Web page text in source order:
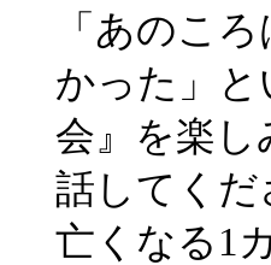
「あのこ
かった」
会』を楽し
話してく
亡くなる1